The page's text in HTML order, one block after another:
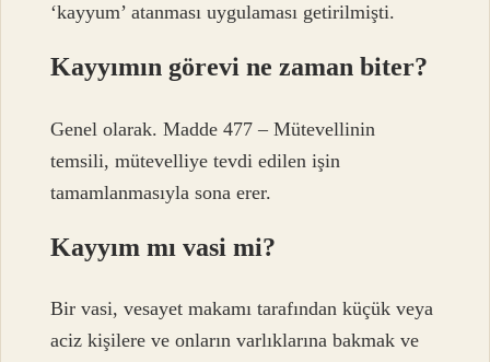
‘kayyum’ atanması uygulaması getirilmişti.
Kayyımın görevi ne zaman biter?
Genel olarak. Madde 477 – Mütevellinin
temsili, mütevelliye tevdi edilen işin
tamamlanmasıyla sona erer.
Kayyım mı vasi mi?
Bir vasi, vesayet makamı tarafından küçük veya
aciz kişilere ve onların varlıklarına bakmak ve